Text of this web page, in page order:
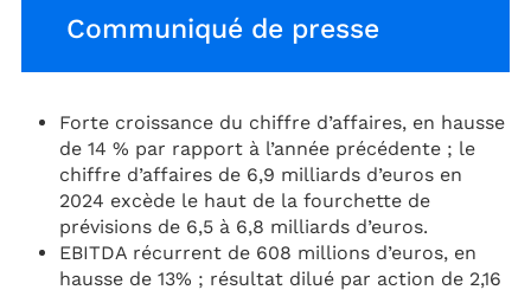
Communiqué de presse
Forte croissance du chiffre d’affaires, en hausse
de 14 % par rapport à l’année précédente ; le
chiffre d’affaires de 6,9 milliards d’euros en
2024 excède le haut de la fourchette de
prévisions de 6,5 à 6,8 milliards d’euros.
EBITDA récurrent de 608 millions d’euros, en
hausse de 13% ; résultat dilué par action de 2,16